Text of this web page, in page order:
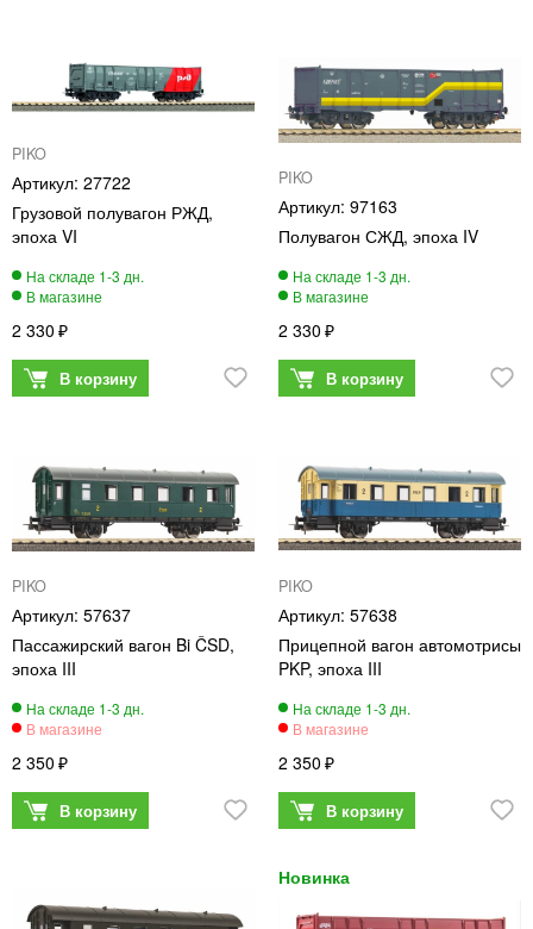
PIKO
27722
Грузовой полувагон РЖД,
эпоха VI
2 330
PIKO
97163
Полувагон СЖД, эпоха IV
2 330
PIKO
57637
Пассажирский вагон Bi ČSD,
эпоха III
2 350
PIKO
57638
Прицепной вагон автомотрисы
PKP, эпоха III
2 350